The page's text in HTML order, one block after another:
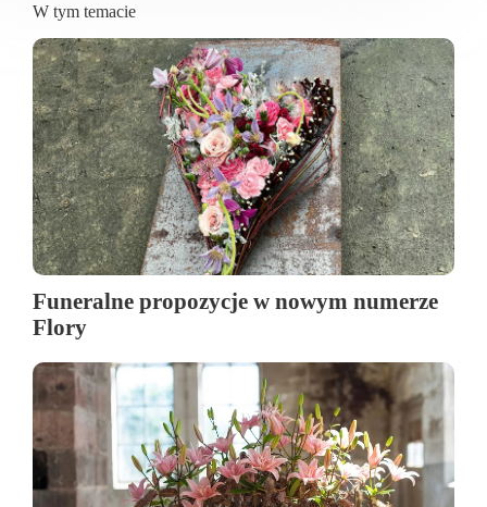
W tym temacie
Funeralne propozycje w nowym numerze
Flory